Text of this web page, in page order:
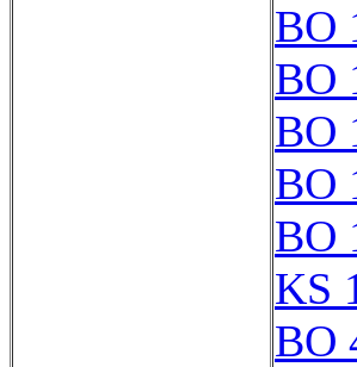
BO
BO
BO
BO
BO
KS
BO